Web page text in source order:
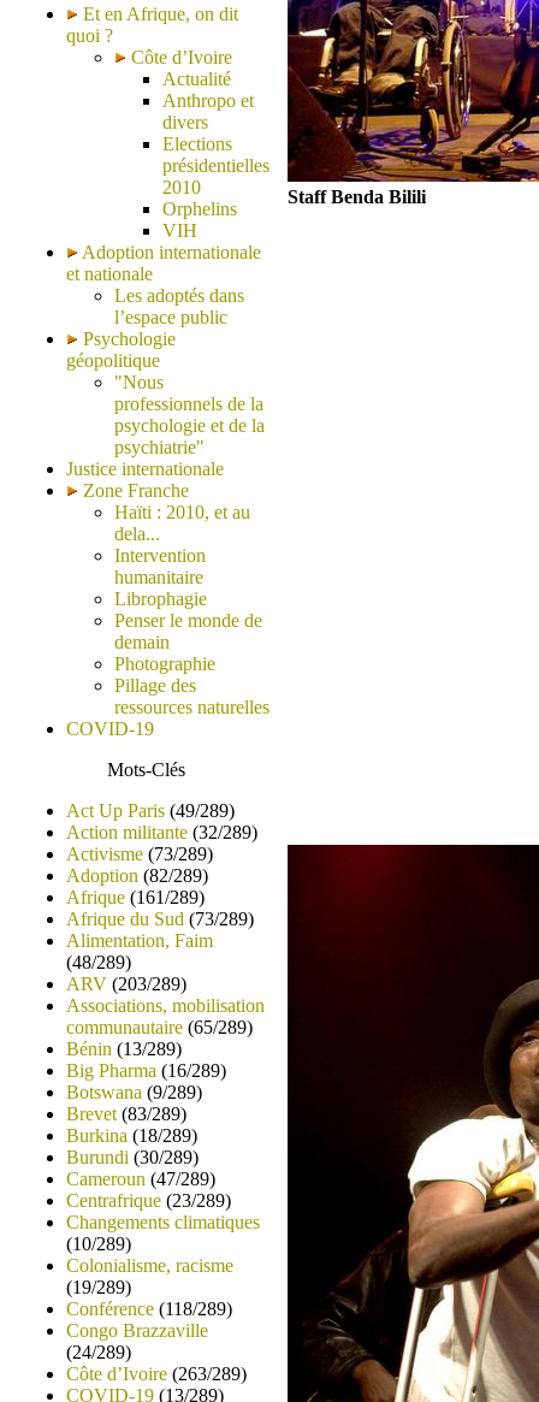
Et en Afrique, on dit
quoi ?
Côte d’Ivoire
Actualité
Anthropo et
divers
Elections
présidentielles
2010
Orphelins
VIH
Adoption internationale
et nationale
Les adoptés dans
l’espace public
Psychologie
géopolitique
"Nous
professionnels de la
psychologie et de la
psychiatrie"
Justice internationale
Zone Franche
Haïti : 2010, et au
dela...
Intervention
humanitaire
Librophagie
Penser le monde de
demain
Photographie
Pillage des
ressources naturelles
COVID-19
Mots-Clés
Act Up Paris (49/289)
Action militante (32/289)
Activisme (73/289)
Adoption (82/289)
Afrique (161/289)
Afrique du Sud (73/289)
Alimentation, Faim
(48/289)
ARV (203/289)
Associations, mobilisation
communautaire (65/289)
Bénin (13/289)
Big Pharma (16/289)
Botswana (9/289)
Brevet (83/289)
Burkina (18/289)
Burundi (30/289)
Cameroun (47/289)
Centrafrique (23/289)
Changements climatiques
(10/289)
Colonialisme, racisme
(19/289)
Conférence (118/289)
Congo Brazzaville
(24/289)
Côte d’Ivoire (263/289)
COVID-19 (13/289)
Staff Benda Bilili